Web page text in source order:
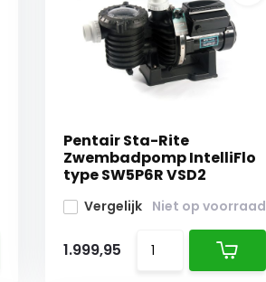
Pentair Sta-Rite
Zwembadpomp IntelliFlo
type SW5P6R VSD2
Vergelijk Niet op voorraad
1.999,95